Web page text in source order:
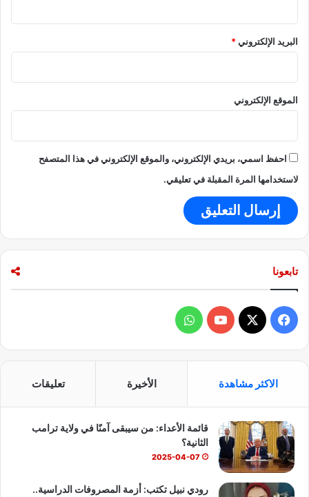
البريد الإلكتروني*
الموقع الإلكتروني
احفظ اسمي، بريدي الإلكتروني، والموقع الإلكتروني في هذا المتصفح
لاستخدامها المرة المقبلة في تعليقي.
تابعونا
ي
و
ك
X
Y
T
u
ا
ا
ب
الاكثر مشاهدة الأخيرة تعليقات
قائمة الأعداء: من سيبقى آمنًا في ولاية ترامب
الثانية؟
2025-04-07
رودي نبيل تكتب: أزمة المصروفات الدراسية..